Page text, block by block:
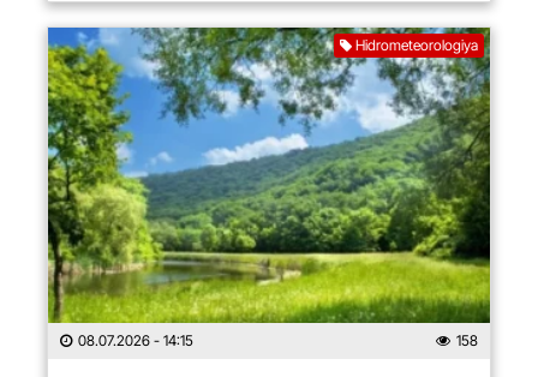
Hidrometeorologiya
08.07.2026 - 14:15 158